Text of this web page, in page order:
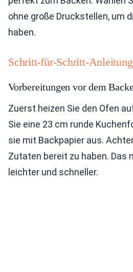
ohne große Druckstellen, um
haben.
Schritt-für-Schritt-Anleitung
Vorbereitungen vor dem
Zuerst heizen Sie den Ofen
Sie eine 23 cm runde
sie mit Backpapier aus.
Zutaten bereit zu haben. Das
leichter und schneller.